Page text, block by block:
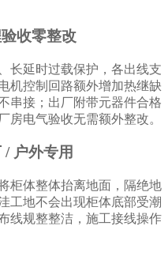
收零整改
长延时过载保护，各出线支
机控制回路额外增加热继缺
串接；出厂附带元器件合格
房电气验收无需额外整改。
户外专用
柜体整体抬离地面，隔绝地
工地不会出现柜体底部受潮
线规整整洁，施工接线操作